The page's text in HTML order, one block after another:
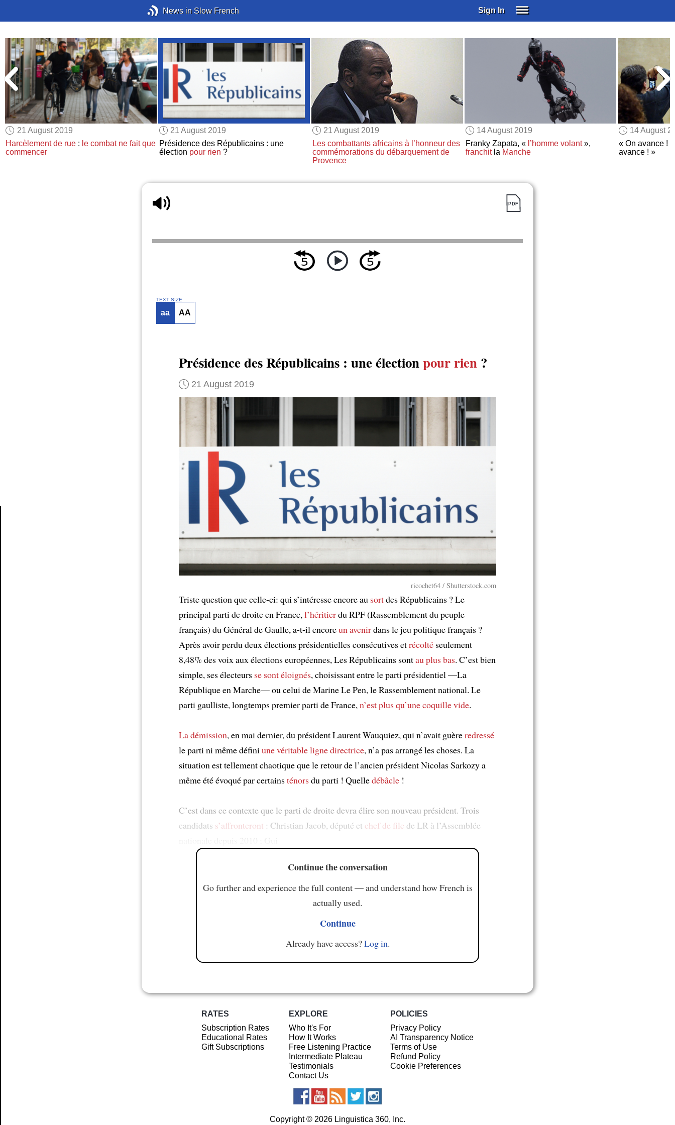
News in Slow French Sign In
SUBSCRIBE
EDUCATIONAL LICENSES
GIFT CARDS
OTHER LANGUAGES
ABOUT US
ALEXA
ADJUST COLORS
21 August 2019
Harcèlement de rue : le combat ne fait que
commencer
21 August 2019
Présidence des Républicains : une
élection pour rien ?
21 August 2019
Les combattants africains à l’honneur des
commémorations du débarquement de
Provence
14 August 2019
Franky Zapata, « l’homme volant»,
franchitla Manche
14 August
« On avance !
avance ! »
TEXT SIZE
aa AA
Présidence des Républicains : une électionpour rien ?
21 August 2019
ricochet64 / Shutterstock.com
Triste question que celle-ci: qui s’intéresse encore au sortdes Républicains ? Le
principal parti de droite en France, l’héritierdu RPF (Rassemblement du peuple
français) du Général de Gaulle, a-t-il encoreun avenirdans le jeu politique français ?
Après avoir perdu deux élections présidentielles consécutives etrécolté seulement
8,48% des voix aux élections européennes, Les Républicains sontau plus bas. C’est bien
simple, ses électeurs se sont éloignés, choisissant entre le parti présidentiel —La
République en Marche— ou celui de Marine Le Pen, le Rassemblement national. Le
parti gaulliste, longtemps premier parti de France, n’est plus qu’une coquille vide.
La démission, en mai dernier, du président Laurent Wauquiez, qui n’avait guèreredressé
le parti ni même défini une véritable ligne directrice, n’a pas arrangé les choses. La
situation est tellement chaotique que le retour de l’ancien président Nicolas Sarkozy a
même été évoqué par certainsténorsdu parti ! Quelledébâcle !
C’est dans ce contexte que le parti de droite devra élire son nouveau président. Trois
candidats s’affronteront : Christian Jacob, député et chef de file de LR à l’Assemblée
Continue the conversation
Go further and experience the full content — and understand how French is
actually used.
Continue
Already have access?Log in.
RATES
Subscription Rates
Educational Rates
Gift Subscriptions
EXPLORE
Who It's For
How It Works
Free Listening Practice
Intermediate Plateau
Testimonials
Contact Us
POLICIES
Privacy Policy
AI Transparency Notice
Terms of Use
Refund Policy
Cookie Preferences
Copyright © 2026 Linguistica 360, Inc.